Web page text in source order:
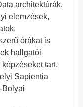
architektúrák,
elemzések,
órákat is
hallgatói
tart,
Sapientia
Bolyai